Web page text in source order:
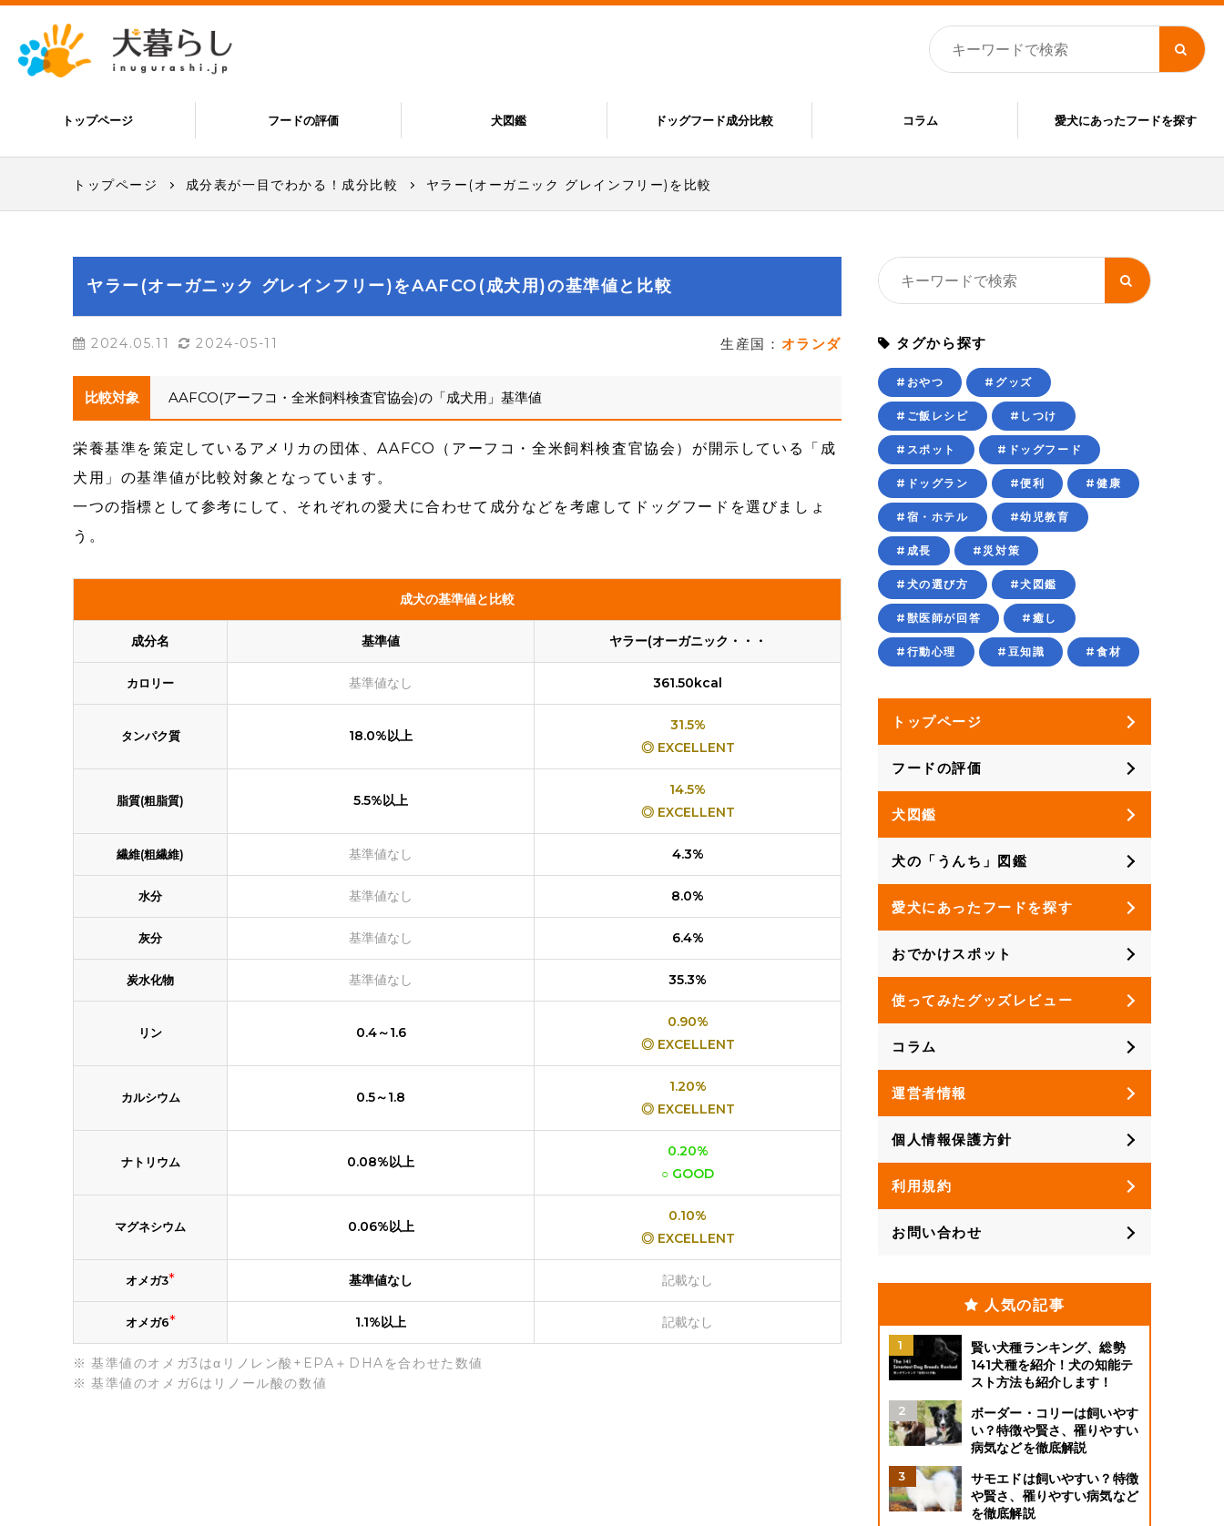
トップページ フードの評価 犬図鑑 ドッグフード成分比較 コラム 愛犬にあったフードを探す
トップページ 成分表が一目でわかる！成分比較 ヤラー(オーガニック グレインフリー)を比較
ヤラー(オーガニック グレインフリー)をAAFCO(成犬用)の基準値と比較
2024.05.11 2024-05-11 生産国： オランダ
比較対象 AAFCO(アーフコ・全米飼料検査官協会)の「成犬用」基準値
栄養基準を策定しているアメリカの団体、AAFCO（アーフコ・全米飼料検査官協会）が開示している「成
犬用」の基準値が比較対象となっています。
一つの指標として参考にして、それぞれの愛犬に合わせて成分などを考慮してドッグフードを選びましょ
う。
成犬の基準値と比較
成分名 基準値 ヤラー(オーガニック・・・
カロリー 基準値なし 361.50kcal
タンパク質 18.0%以上
31.5%
◎ EXCELLENT
脂質(粗脂質) 5.5%以上
14.5%
◎ EXCELLENT
繊維(粗繊維) 基準値なし 4.3%
水分 基準値なし 8.0%
灰分 基準値なし 6.4%
炭水化物 基準値なし 35.3%
リン 0.4～1.6
0.90%
◎ EXCELLENT
カルシウム 0.5～1.8
1.20%
◎ EXCELLENT
ナトリウム 0.08%以上
0.20%
○ GOOD
マグネシウム 0.06%以上
0.10%
◎ EXCELLENT
オメガ3* 基準値なし 記載なし
オメガ6* 1.1%以上 記載なし
基準値のオメガ3はαリノレン酸+EPA＋DHAを合わせた数値
基準値のオメガ6はリノール酸の数値
タグから探す
#おやつ #グッズ
#ご飯レシピ #しつけ
#スポット #ドッグフード
#ドッグラン #便利 #健康
#宿・ホテル #幼児教育
#成長 #災対策
#犬の選び方 #犬図鑑
#獣医師が回答 #癒し
#行動心理 #豆知識 #食材
トップページ
フードの評価
犬図鑑
犬の「うんち」図鑑
愛犬にあったフードを探す
おでかけスポット
使ってみたグッズレビュー
コラム
運営者情報
個人情報保護方針
利用規約
お問い合わせ
人気の記事
賢い犬種ランキング、総勢
141犬種を紹介！犬の知能テ
スト方法も紹介します！
ボーダー・コリーは飼いやす
い？特徴や賢さ、罹りやすい
病気などを徹底解説
サモエドは飼いやすい？特徴
や賢さ、罹りやすい病気など
を徹底解説